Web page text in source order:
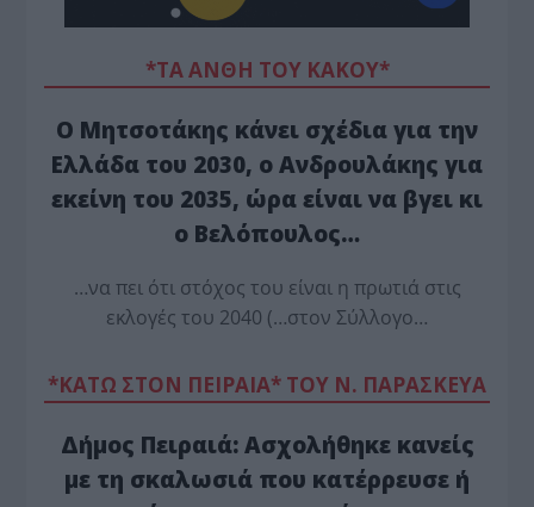
*ΤΑ ΆΝΘΗ ΤΟΥ ΚΑΚΟΎ*
Ο Μητσοτάκης κάνει σχέδια για την
Ελλάδα του 2030, ο Ανδρουλάκης για
εκείνη του 2035, ώρα είναι να βγει κι
ο Βελόπουλος…
…να πει ότι στόχος του είναι η πρωτιά στις
εκλογές του 2040 (…στον Σύλλογο…
*ΚΑΤΩ ΣΤΟΝ ΠΕΙΡΑΙΑ* ΤΟΥ Ν. ΠΑΡΑΣΚΕΥΑ
Δήμος Πειραιά: Ασχολήθηκε κανείς
με τη σκαλωσιά που κατέρρευσε ή